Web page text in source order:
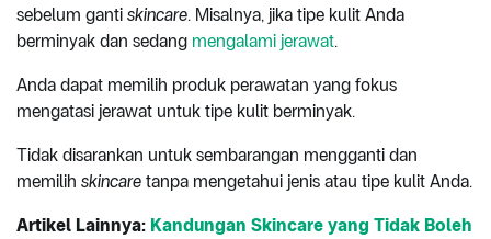
sebelum ganti skincare. Misalnya, jika tipe kulit Anda
berminyak dan sedang mengalami jerawat.
Anda dapat memilih produk perawatan yang fokus
mengatasi jerawat untuk tipe kulit berminyak.
Tidak disarankan untuk sembarangan mengganti dan
memilih skincare tanpa mengetahui jenis atau tipe kulit Anda.
Artikel Lainnya: Kandungan Skincare yang Tidak Boleh